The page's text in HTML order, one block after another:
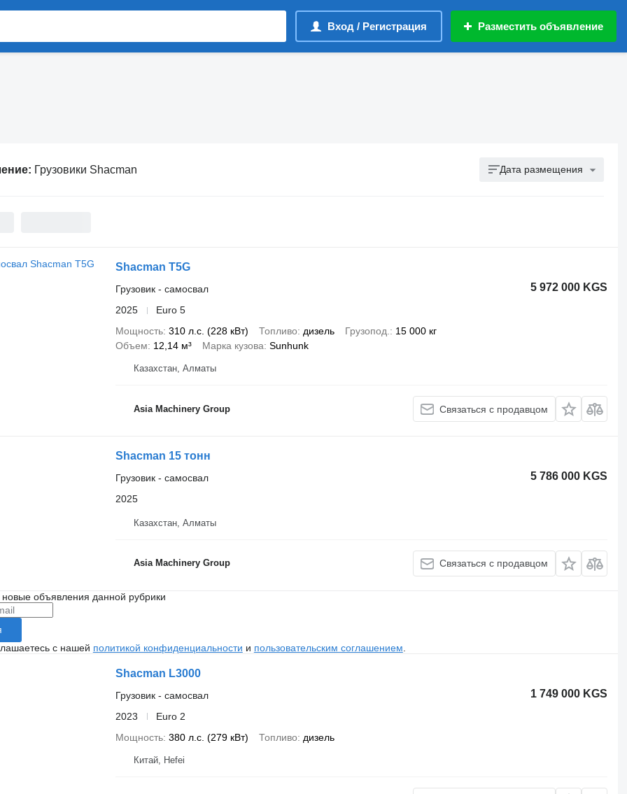
Вход / Регистрация Разместить объявление
Грузовики Shacman Дата размещения
Shacman T5G
5 972 000 KGS
Грузовик - самосвал
2025
Euro 5
Мощность 310 л.с. (228 кВт) Топливо дизель Грузопод.
15 000 кг
Объем
12,14 м³ Марка кузова Sunhunk
Казахстан, Алматы
Asia Machinery Group Связаться с продавцом
Shacman 15 тонн
5 786 000 KGS
Грузовик - самосвал
2025
Казахстан, Алматы
Asia Machinery Group Связаться с продавцом
объявления данной рубрики
с нашей политикой конфиденциальности и пользовательским соглашением
Shacman L3000
1 749 000 KGS
Грузовик - самосвал
2023
Euro 2
Мощность 380 л.с. (279 кВт) Топливо дизель
Китай, Hefei